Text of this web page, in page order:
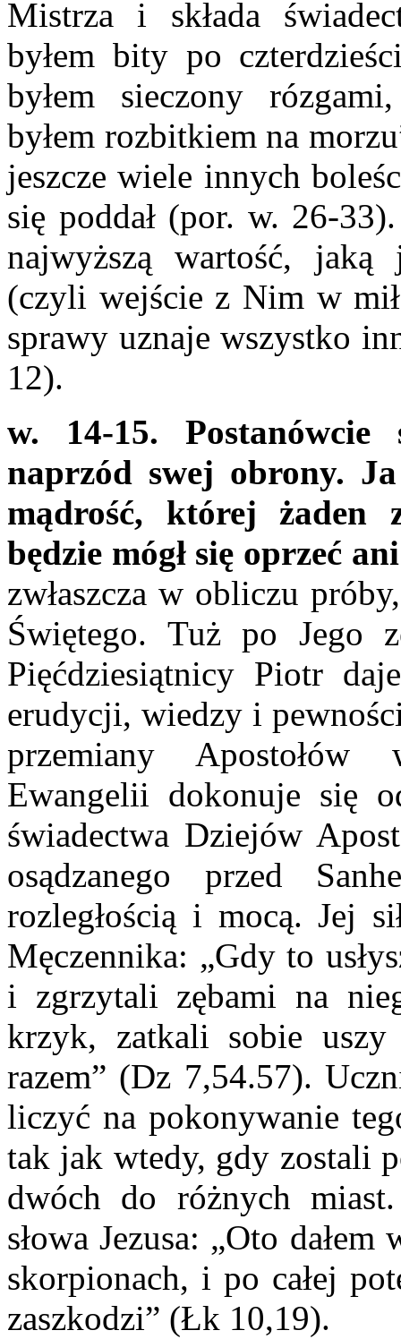
Mistrza i składa
byłem bity po
byłem sieczony
byłem rozbitkiem na
jeszcze wiele innych
się poddał (por. w. 26-
najwyższą wartość, jaką
(czyli wejście z Nim w
sprawy uznaje wszystko
12).
w. 14-15.
naprzód swej obrony.
mądrość, której żaden
będzie mógł się oprzeć
zwłaszcza w obliczu
Świętego. Tuż po Jego
Pięćdziesiątnicy Piotr
erudycji, wiedzy i
przemiany Apostołów
Ewangelii dokonuje się
świadectwa Dziejów
osądzanego przed
rozległością i mocą. Jej
Męczennika: „Gdy to
i zgrzytali zębami na
krzyk, zatkali sobie
razem” (Dz 7,54.57).
liczyć na pokonywanie
tak jak wtedy, gdy zostali
dwóch do różnych
słowa Jezusa: „Oto
skorpionach, i po całej
zaszkodzi” (Łk 10,19).